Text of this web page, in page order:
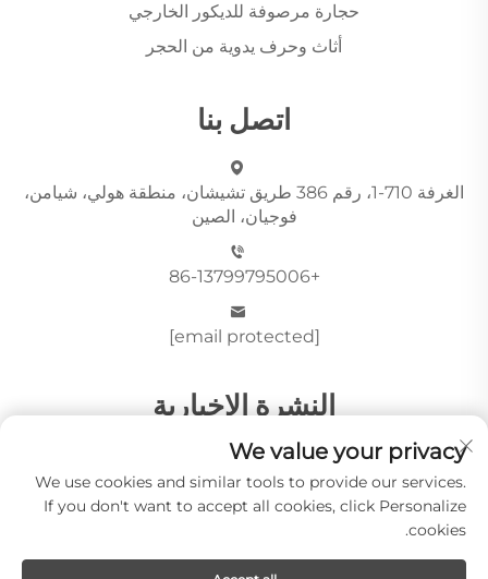
حجارة مرصوفة للديكور الخارجي
أثاث وحرف يدوية من الحجر
اتصل بنا
الغرفة 710-1، رقم 386 طريق تشيشان، منطقة هولي، شيامن،
فوجيان، الصين
+86-13799795006
[email protected]
النشرة الإخبارية
أرسِل
We value your privacy
We use cookies and similar tools to provide our services.
If you don't want to accept all cookies, click Personalize
cookies.